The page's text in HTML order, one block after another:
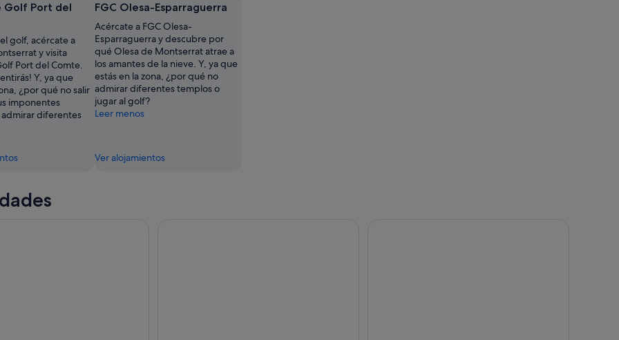
Golf Port del
golf, acércate a
y visita
Port del Comte.
Y, ya que
¿por qué no salir
imponentes
diferentes
FGC Olesa-Esparraguerra
Acércate a FGC Olesa-
Esparraguerra y descubre por
qué Olesa de Montserrat atrae a
los amantes de la nieve. Y, ya que
estás en la zona, ¿por qué no
admirar diferentes templos o
jugar al golf?
Leer menos
Ver alojamientos